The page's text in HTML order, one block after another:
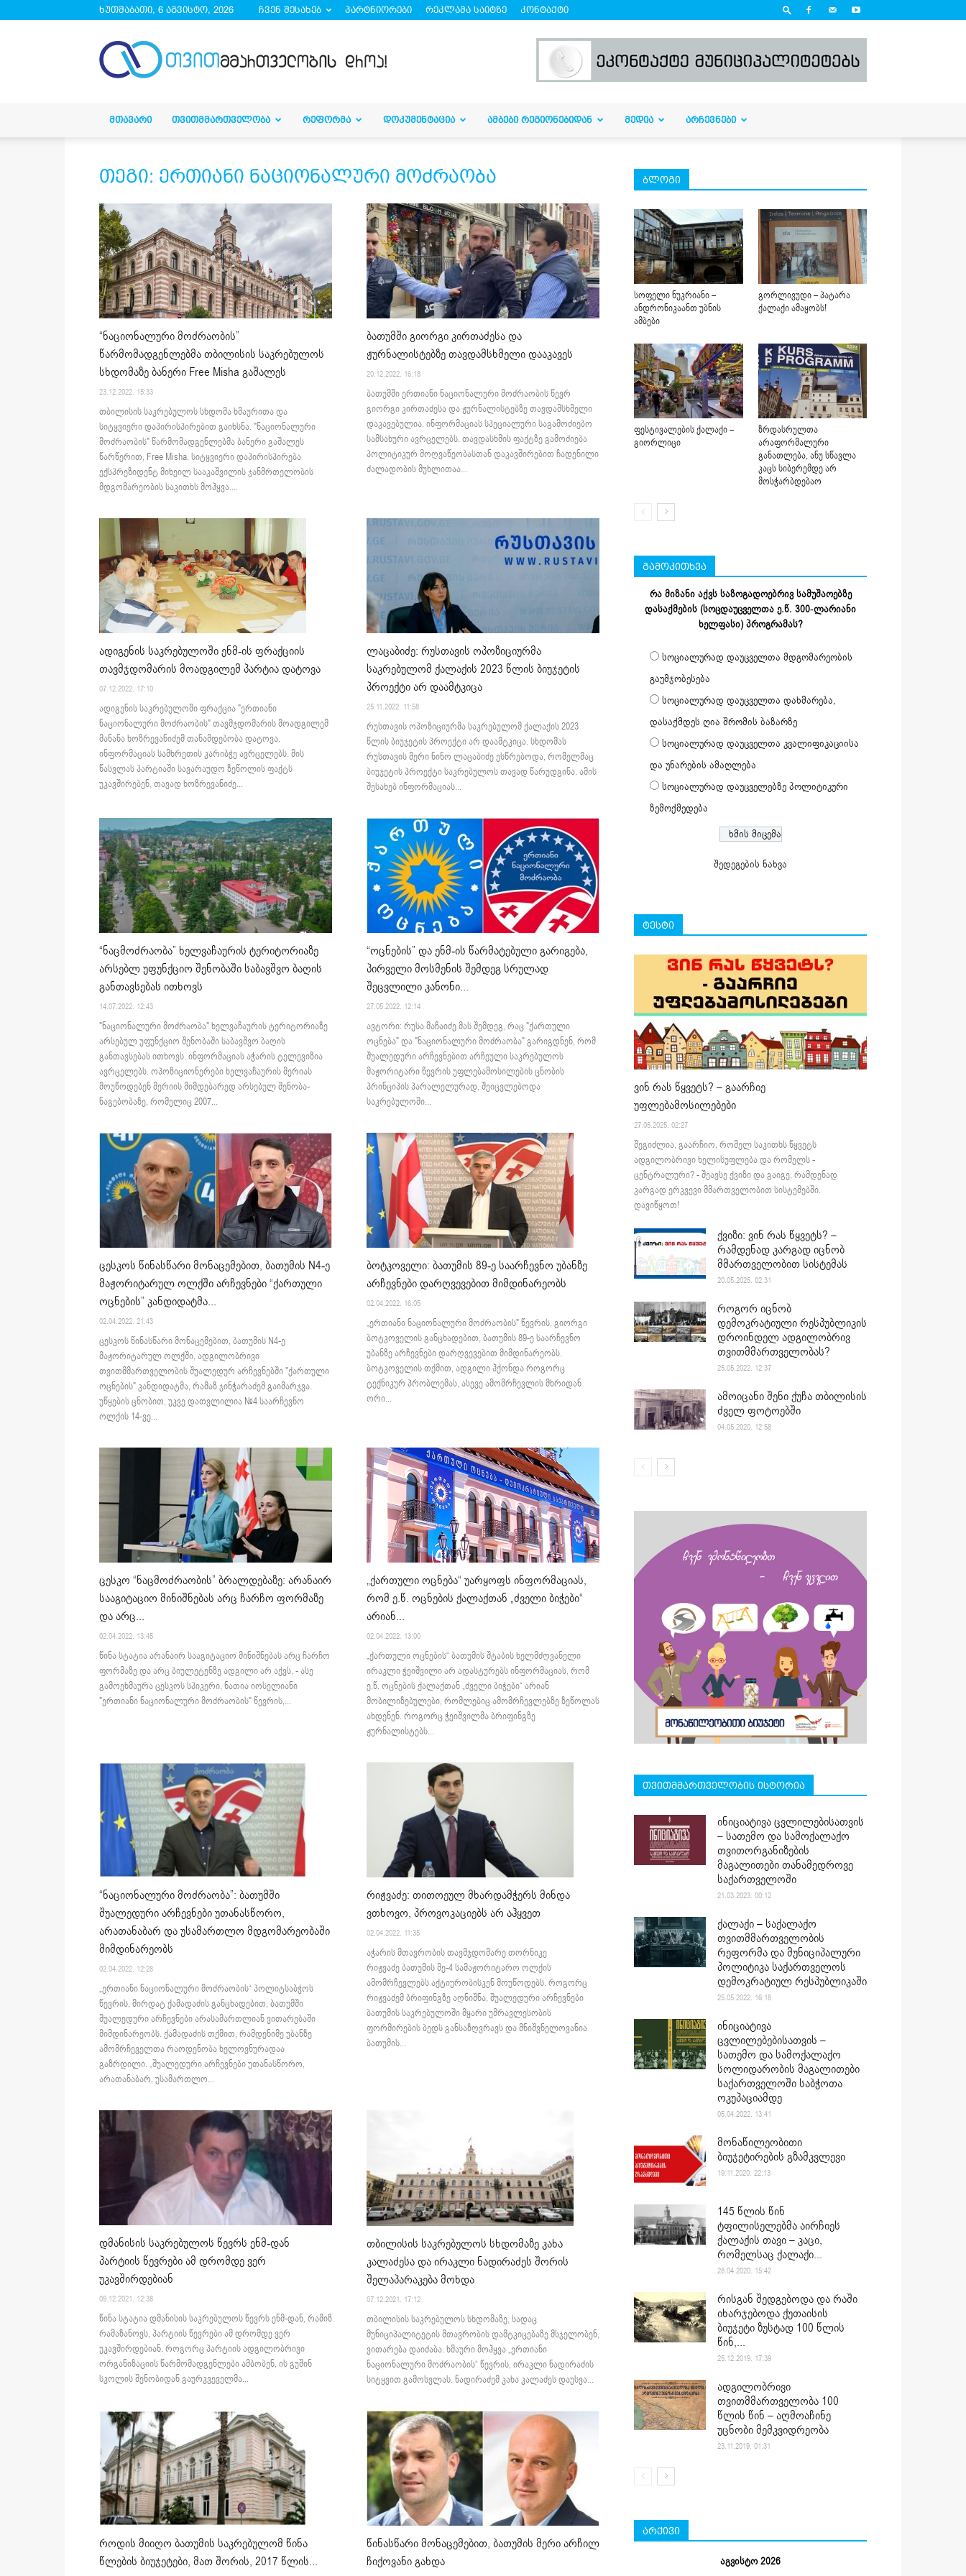
ხუთშაბათი, 6 აგვისტო, 2026 ჩვენ შესახებ პარტნიორები რეკლამა საიტზე კონტაქტი
ᲛᲗᲐᲕᲐᲠᲘ ᲗᲕᲘᲗᲛᲛᲐᲠᲗᲕᲔᲚᲝᲑᲐ ᲠᲔᲤᲝᲠᲛᲐ ᲓᲝᲙᲣᲛᲔᲜᲢᲐᲪᲘᲐ ᲐᲛᲑᲔᲑᲘ ᲠᲔᲒᲘᲝᲜᲔᲑᲘᲓᲐᲜ ᲛᲔᲓᲘᲐ ᲐᲠᲩᲔᲕᲜᲔᲑᲘ
თეგი: ერთიანი ნაციონალური მოძრაობა
“ნაციონალური მოძრაობის”
წარმომადგენლებმა თბილისის საკრებულოს
სხდომაზე ბანერი Free Misha გაშალეს
23.12.2022. 15:33
თბილისის საკრებულოს სხდომა ხმაურითა და
სიტყვიერი დაპირისპირებით გაიხსნა. "ნაციონალური
მოძრაობის" წარმომადგენლებმა ბანერი გაშალეს
წარწერით, Free Misha. სიტყვიერი დაპირისპირება
ექსპრეზიდენტ მიხეილ სააკაშვილის ჯანმრთელობის
მდგომარეობის საკითხს მოჰყვა....
ბათუმში გიორგი კირთაძესა და
ჟურნალისტებზე თავდამსხმელი დააკავეს
20.12.2022. 16:18
ბათუმში ერთიანი ნაციონალური მოძრაობის წევრ
გიორგი კირთაძესა და ჟურნალისტებზე თავდამსხმელი
დაკავებულია. ინფორმაციას სპეციალური საგამოძიებო
სამსახური ავრცელებს. თავდასხმის ფაქტზე გამოძიება
პოლიტიკურ მოღვაწეობასთან დაკავშირებით ჩადენილი
ძალადობის მუხლითაა...
ადიგენის საკრებულოში ენმ-ის ფრაქციის
თავმჯდომარის მოადგილემ პარტია დატოვა
07.12.2022. 17:10
ადიგენის საკრებულოში ფრაქცია "ერთიანი
ნაციონალური მოძრაობის" თავმჯდომარის მოადგილემ
მანანა ხოზრევანიძემ თანამდებობა დატოვა.
ინფორმაციას სამხრეთის კარიბჭე ავრცელებს. მის
წასვლას პარტიაში სავარაუდო ზეწოლის ფაქტს
უკავშირებენ, თავად ხოზრევანიძე...
ლაცაბიძე: რუსთავის ოპოზიციურმა
საკრებულომ ქალაქის 2023 წლის ბიუჯეტის
პროექტი არ დაამტკიცა
25.11.2022. 11:58
რუსთავის ოპოზიციურმა საკრებულომ ქალაქის 2023
წლის ბიუჯეტის პროექტი არ დაამტკიცა. სხდომას
რუსთავის მერი ნინო ლაცაბიძე ესწრებოდა, რომელმაც
ბიუჯეტის პროექტი საკრებულოს თავად წარუდგინა. ამის
შესახებ ინფორმაციას...
“ნაცმოძრაობა” ხელვაჩაურის ტერიტორიაზე
არსებლ უფუნქციო შენობაში საბავშვო ბაღის
განთავსებას ითხოვს
14.07.2022. 12:43
"ნაციონალური მოძრაობა" ხელვაჩაურის ტერიტორიაზე
არსებულ უფუნქციო შენობაში საბავშვო ბაღის
განთავსებას ითხოვს. ინფორმაციას აჭარის ტელევიზია
ავრცელებს. ოპოზიციონერები ხელვაჩაურის მერიას
მოუწოდებენ მერიის მიმდებარედ არსებულ შენობა-
ნაგებობაზე, რომელიც 2007...
“ოცნების” და ენმ-ის წარმატებული გარიგება,
პირველი მოსმენის შემდეგ სრულად
შეცვლილი კანონი...
27.05.2022. 12:14
ავტორი: რუსა მაჩაიძე მას შემდეგ, რაც "ქართული
ოცნება" და "ნაციონალური მოძრაობა" გარიგდნენ, რომ
შუალედური არჩევნებით არჩეული საკრებულოს
მაჟორიტარი წევრის უფლებამოსილების ცნობის
პრინციპის პარალელურად, შეიცვლებოდა
საკრებულოში...
ცესკოს წინასწარი მონაცემებით, ბათუმის N4-ე
მაჟორიტარულ ოლქში არჩევნები “ქართული
ოცნების” კანდიდატმა...
02.04.2022. 21:43
ცესკოს წინასწარი მონაცემებით, ბათუმის N4-ე
მაჟორიტარულ ოლქში, ადგილობრივი
თვითმმართველობის შუალედურ არჩევნებში "ქართული
ოცნების" კანდიდატმა, რამაზ ჯინჭარაძემ გაიმარჯვა.
უწყების ცნობით, უკვე დათვლილია №4 საარჩევნო
ოლქის 14-ვე...
ბოტკოველი: ბათუმის 89-ე საარჩევნო უბანზე
არჩევნები დარღვევებით მიმდინარეობს
02.04.2022. 16:05
„ერთიანი ნაციონალური მოძრაობის" წევრის, გიორგი
ბოტკოველის განცხადებით, ბათუმის 89-ე საარჩევნო
უბანზე არჩევნები დარღვევებით მიმდინარეობს.
ბოტკოველის თქმით, ადგილი ჰქონდა როგორც
ტექნიკურ პრობლემას, ასევე ამომრჩევლის მხრიდან
ორი...
ცესკო “ნაცმოძრაობის” ბრალდებაზე: არანაირ
სააგიტაციო მინიშნებას არც ჩარჩო ფორმაზე
და არც...
02.04.2022. 13:45
წინა სტატია არანაირ სააგიტაციო მინიშნებას არც ჩარჩო
ფორმაზე და არც ბიულეტენზე ადგილი არ აქვს, - ასე
გამოეხმაურა ცესკოს სპიკერი, ნათია იოსელიანი
"ერთიანი ნაციონალური მოძრაობის" წევრის,...
„ქართული ოცნება“ უარყოფს ინფორმაციას,
რომ ე.წ. ოცნების ქალაქთან „ძველი ბიჭები“
არიან...
02.04.2022. 13:00
„ქართული ოცნების“ ბათუმის შტაბის ხელმძღვანელი
ირაკლი ჭეიშვილი არ ადასტურებს ინფორმაციას, რომ
ე.წ. ოცნების ქალაქთან „ძველი ბიჭები“ არიან
მობილიზებულები, რომლებიც ამომრჩევლებზე ზეწოლას
ახდენენ. როგორც ჭეიშვილმა ბრიფინგზე
ჟურნალისტებს...
“ნაციონალური მოძრაობა”: ბათუმში
შუალედური არჩევნები უთანასწორო,
არათანაბარ და უსამართლო მდგომარეობაში
მიმდინარეობს
02.04.2022. 12:28
„ერთიანი ნაციონალური მოძრაობის“ პოლიტსაბჭოს
წევრის, მირდატ ქამადაძის განცხადებით, ბათუმში
შუალედური არჩევნები არასამართლიან ვითარებაში
მიმდინარეობს. ქამადაძის თქმით, რამდენიმე უბანზე
ამომრჩეველთა რაოდენობა ხელოვნურადაა
გაზრდილი. „შუალედური არჩევნები უთანასწორო,
არათანაბარ, უსამართლო...
რიჟვაძე: თითოეულ მხარდამჭერს მინდა
ვთხოვო, პროვოკაციებს არ აჰყვეთ
02.04.2022. 11:35
აჭარის მთავრობის თავმჯდომარე თორნიკე
რიჟვაძე ბათუმის მე-4 სამაჟორიტარო ოლქის
ამომრჩევლებს აქტიურობისკენ მოუწოდებს. როგორც
რიჟვაძემ ბრიფინგზე აღნიშნა, შუალედური არჩევნები
ბათუმის საკრებულოში მყარი უმრავლესობის
ფორმირების ბედს განსაზღვრავს და მნიშვნელოვანია
ბათუმის...
დმანისის საკრებულოს წევრს ენმ-დან
პარტიის წევრები ამ დრომდე ვერ
უკავშირდებიან
09.12.2021. 12:38
წინა სტატია დმანისის საკრებულოს წევრს ენმ-დან, რამიზ
რამაზანოვს, პარტიის წევრები ამ დრომდე ვერ
უკავშირდებიან. როგორც პარტიის ადგილობრივი
ორგანიზაციის წარმომადგენლები ამბობენ, ის გუშინ
სკოლის შენობიდან გაურკვეველმა...
თბილისის საკრებულოს სხდომაზე კახა
კალაძესა და ირაკლი ნადირაძეს შორის
შელაპარაკება მოხდა
07.12.2021. 17:12
თბილისის საკრებულოს სხდომაზე, სადაც
მუნიციპალიტეტის მთავრობის დამტკიცებაზე მსჯელობენ,
ვითარება დაიძაბა. ხმაური მოჰყვა „ერთიანი
ნაციონალური მოძრაობის“ წევრის, ირაკლი ნადირაძის
სიტყვით გამოსვლას. ნადირაძემ კახა კალაძეს დაუსვა...
როდის მიიღო ბათუმის საკრებულომ წინა
წლების ბიუჯეტები, მათ შორის, 2017 წლის...
წინასწარი მონაცემებით, ბათუმის მერი არჩილ
ჩიქოვანი გახდა
ბლოგი
სოფელი ნუკრიანი –
ანდრონიკაანთ უბნის
ამბები
გორლივუდი – პატარა
ქალაქი ამაყობს!
ფესტივალების ქალაქი –
გიორლიცი
ზრდასრულთა
არაფორმალური
განათლება, ანუ სწავლა
კაცს სიბერემდე არ
მოსჭარბდებაო
გამოკითხვა
რა მიზანი აქვს საზოგადოებრივ სამუშაოებზე
დასაქმების (სოცდაუცველთა ე.წ. 300-ლარიანი
ხელფასი) პროგრამას?
სოციალურად დაუცველთა მდგომარეობის
გაუმჯობესება
სოციალურად დაუცველთა დახმარება,
დასაქმდეს ღია შრომის ბაზარზე
სოციალურად დაუცველთა კვალიფიკაციისა
და უნარების ამაღლება
სოციალურად დაუცველებზე პოლიტიკური
ზემოქმედება
შედეგების ნახვა
ტესტი
ვინ რას წყვეტს? – გაარჩიე
უფლებამოსილებები
27.05.2025. 02:27
შეგიძლია, გაარჩიო, რომელ საკითხს წყვეტს
ადგილობრივი ხელისუფლება და რომელს -
ცენტრალური? - შეავსე ქვიზი და გაიგე, რამდენად
კარგად ერკვევი მმართველობით სისტემებში.
დავიწყოთ!
ქვიზი: ვინ რას წყვეტს? –
რამდენად კარგად იცნობ
მმართველობით სისტემას
20.05.2025. 02:31
როგორ იცნობ
დემოკრატიული რესპუბლიკის
დროინდელ ადგილობრივ
თვითმმართველობას?
25.05.2022. 12:37
ამოიცანი შენი ქუჩა თბილისის
ძველ ფოტოებში
04.05.2020. 12:58
თვითმმართველობის ისტორია
ინიციატივა ცვლილებისათვის
– სათემო და სამოქალაქო
თვითორგანიზების
მაგალითები თანამედროვე
საქართველოში
21.03.2023. 00:12
ქალაქი – საქალაქო
თვითმმართველობის
რეფორმა და მუნიციპალური
პოლიტიკა საქართველოს
დემოკრატიულ რესპუბლიკაში
25.05.2022. 16:18
ინიციატივა
ცვლილებებისათვის –
სათემო და სამოქალაქო
სოლიდარობის მაგალითები
საქართველოში საბჭოთა
ოკუპაციამდე
05.04.2022. 13:41
მონაწილეობითი
ბიუჯეტირების გზამკვლევი
19.11.2020. 22:13
145 წლის წინ
ტფილისელებმა აირჩიეს
ქალაქის თავი – კაცი,
რომელსაც ქალაქი...
28.04.2020. 15:42
რისგან შედგებოდა და რაში
იხარჯებოდა ქუთაისის
ბიუჯეტი ზუსტად 100 წლის
წინ,...
25.12.2019. 17:39
ადგილობრივი
თვითმმართველობა 100
წლის წინ – აღმოაჩინე
უცნობი მემკვიდრეობა
23.11.2019. 01:31
არქივი
აგვისტო 2026